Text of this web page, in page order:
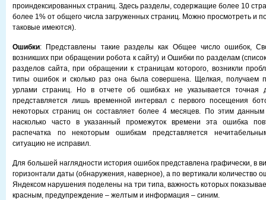
проиндексированных страниц. Здесь разделы, содержащие более 10
более 1% от общего числа загруженных страниц. Можно просмотреть и
таковые имеются).
Ошибки: Представлены такие разделы как Общее число ошибок,
возникших при обращении робота к сайту) и Ошибки по разделам
разделов сайта, при обращении к страницам которого, возникли
типы ошибок и сколько раз она была совершена. Щелкая, получаем
урлами страниц. Но в отчете об ошибках не указывается точная
представляется лишь временной интервал с первого посещения
некоторых страниц он составляет более 4 месяцев. По этим
насколько часто в указанный промежуток времени эта ошибка
распечатка по некоторым ошибкам представляется
ситуацию не исправил.
Для большей наглядности история ошибок представлена графически, в
горизонтали даты (обнаружения, наверное), а по вертикали количество
Яндексом нарушения поделены на три типа, важность которых
красным, предупреждение – желтым и информация – синим.